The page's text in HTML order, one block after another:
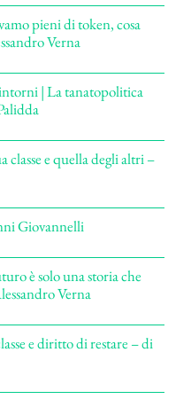
pieni di token, cosa
Verna
| La tanatopolitica
classe e quella degli altri –
Giovannelli
è solo una storia che
Verna
e diritto di restare – di